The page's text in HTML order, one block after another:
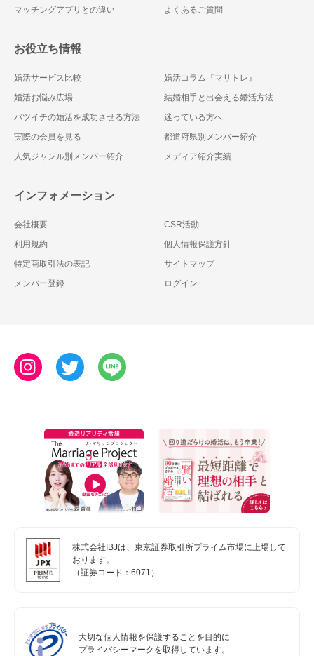
マッチングアプリとの違い
よくあるご質問
お役立ち情報
婚活サービス比較
婚活コラム『マリトレ』
婚活お悩み広場
結婚相手と出会える婚活方法
バツイチの婚活を成功させる方法
迷っている方へ
実際の会員を見る
都道府県別メンバー紹介
人気ジャンル別メンバー紹介
メディア紹介実績
インフォメーション
会社概要
CSR活動
利用規約
個人情報保護方針
特定商取引法の表記
サイトマップ
メンバー登録
ログイン
株式会社IBJは、東京証券取引所プライム市場に上場して
おります。
（証券コード：6071）
大切な個人情報を保護することを目的に
プライバシーマークを取得しています。